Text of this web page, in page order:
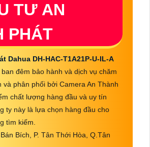
TƯ AN
PHÁT
Dahua DH-HAC-T1A21P-U-IL-A
đêm bảo hành và dịch vụ chăm
và phân phối bởi Camera An Thành
chất lượng hàng đầu và uy tín
ty này là lựa chọn hàng đầu cho
tìm kiếm.
Bích, P. Tân Thới Hòa, Q.Tân